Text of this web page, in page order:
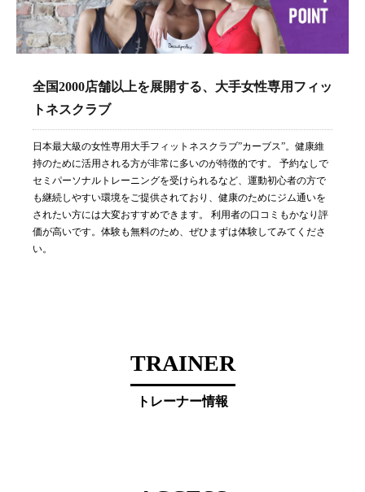
全国2000店舗以上を展開する、大手女性専用フィッ
トネスクラブ
日本最大級の女性専用大手フィットネスクラブ”カーブス”。健康維
持のために活用される方が非常に多いのが特徴的です。 予約なしで
セミパーソナルトレーニングを受けられるなど、運動初心者の方で
も継続しやすい環境をご提供されており、健康のためにジム通いを
されたい方には大変おすすめできます。 利用者の口コミもかなり評
価が高いです。体験も無料のため、ぜひまずは体験してみてくださ
い。
TRAINER
トレーナー情報